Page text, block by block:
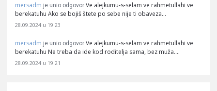
mersadm je unio odgovor Ve alejkumu-s-selam ve rahmetullahi ve
berekatuhu Ako se bojiš štete po sebe nije ti obaveza…
28.09.2024 u 19:23
mersadm je unio odgovor Ve alejkumu-s-selam ve rahmetullahi ve
berekatuhu Ne treba da ide kod roditelja sama, bez muža.…
28.09.2024 u 19:21